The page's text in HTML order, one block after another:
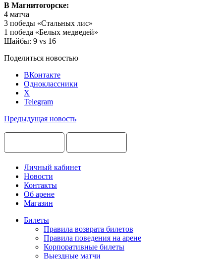
В Магнитогорске:
4 матча
3 победы «Стальных лис»
1 победа «Белых медведей»
Шайбы: 9 vs 16
Поделиться новостью
ВКонтакте
Одноклассники
X
Telegram
Предыдущая новость
Личный кабинет
Новости
Контакты
Об арене
Магазин
Билеты
Правила возврата билетов
Правила поведения на арене
Корпоративные билеты
Выездные матчи